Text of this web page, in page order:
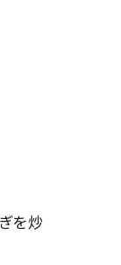
を炒